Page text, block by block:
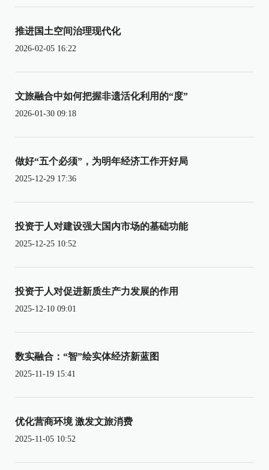
推进国土空间治理现代化
2026-02-05 16:22
文旅融合中如何把握非遗活化利用的“度”
2026-01-30 09:18
做好“五个必须”，为明年经济工作开好局
2025-12-29 17:36
投资于人对建设强大国内市场的基础功能
2025-12-25 10:52
投资于人对促进新质生产力发展的作用
2025-12-10 09:01
数实融合：“智”绘实体经济新蓝图
2025-11-19 15:41
优化营商环境 激发文旅消费
2025-11-05 10:52